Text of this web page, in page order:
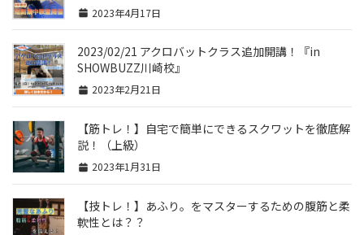
2023年4月17日
2023/02/21 アクロバットクラス追加開講！『in
SHOWBUZZ川崎校』
2023年2月21日
【筋トレ！】自宅で簡単にできるスクワットを徹底解
説！（上級）
2023年1月31日
【技トレ！】あふり。をマスターするための腹筋と柔
軟性とは？？